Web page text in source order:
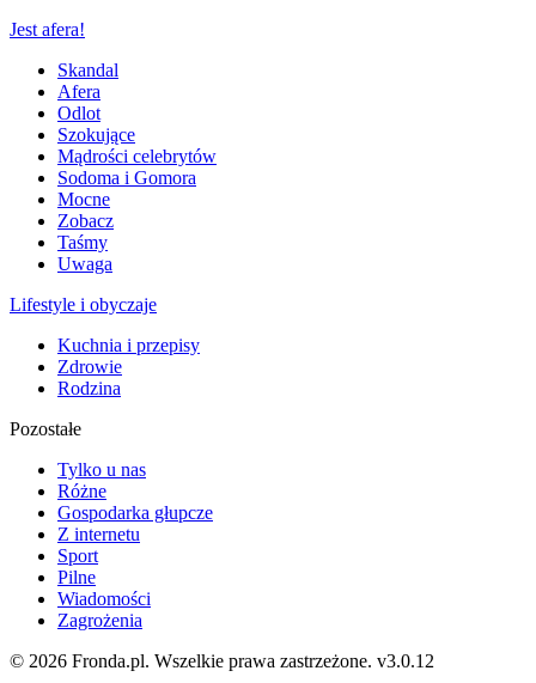
Jest afera!
Skandal
Afera
Odlot
Szokujące
Mądrości celebrytów
Sodoma i Gomora
Mocne
Zobacz
Taśmy
Uwaga
Lifestyle i obyczaje
Kuchnia i przepisy
Zdrowie
Rodzina
Pozostałe
Tylko u nas
Różne
Gospodarka głupcze
Z internetu
Sport
Pilne
Wiadomości
Zagrożenia
© 2026 Fronda.pl. Wszelkie prawa zastrzeżone. v3.0.12